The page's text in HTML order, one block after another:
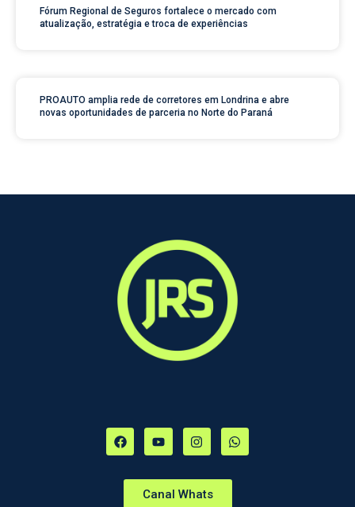
Fórum Regional de Seguros fortalece o mercado com
atualização, estratégia e troca de experiências
PROAUTO amplia rede de corretores em Londrina e abre
novas oportunidades de parceria no Norte do Paraná
Canal Whats